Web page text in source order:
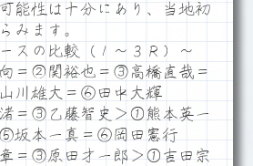
能性は十分にあり、当地初
みます。
スの比較（１～３Ｒ）～
＝②関裕也＝③高橋直哉＝
川雄大＝⑥田中大輝
＝③乙藤智史＞①熊本英一
坂本一真＝⑥岡田憲行
＝③原田才一郎＞①吉田宗